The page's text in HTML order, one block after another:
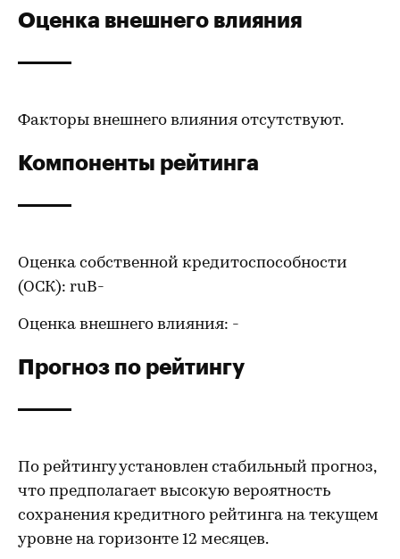
Оценка внешнего влияния
Факторы внешнего влияния отсутствуют.
Компоненты рейтинга
Оценка собственной кредитоспособности
(ОСК): ruВ-
Оценка внешнего влияния: -
Прогноз по рейтингу
По рейтингу установлен стабильный прогноз,
что предполагает высокую вероятность
сохранения кредитного рейтинга на текущем
уровне на горизонте 12 месяцев.